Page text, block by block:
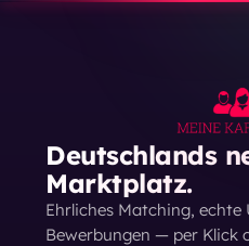
Deutschlands
Marktplatz.
Ehrliches Matching, echte
Bewerbungen — per Klick